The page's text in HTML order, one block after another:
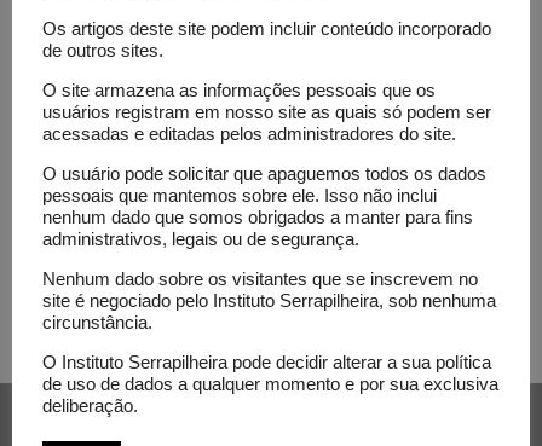
Coluna
Ciência
Fundamental
Quantas
galáxias
existem
no
universo?
Receba nossa newsletter e
Os artigos deste site podem incluir conteúdo incorporado
de outros sites.
O site armazena as informações pessoais que os
usuários registram em nosso site as quais só podem ser
acessadas e editadas pelos administradores do site.
O usuário pode solicitar que apaguemos todos os dados
pessoais que mantemos sobre ele. Isso não inclui
nenhum dado que somos obrigados a manter para fins
administrativos, legais ou de segurança.
Nenhum dado sobre os visitantes que se inscrevem no
site é negociado pelo Instituto Serrapilheira, sob nenhuma
circunstância.
O Instituto Serrapilheira pode decidir alterar a sua política
de uso de dados a qualquer momento e por sua exclusiva
deliberação.